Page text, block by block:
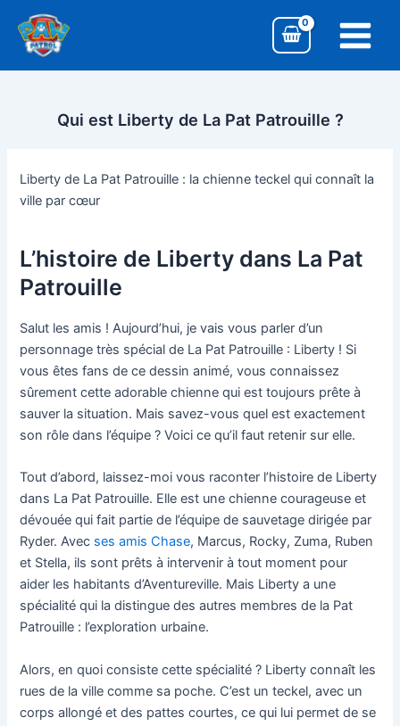
contenu
Menu
Qui est Liberty de La Pat Patrouille ?
Liberty de La Pat Patrouille : la chienne teckel qui connaît la
ville par cœur
L’histoire de Liberty dans La Pat
Patrouille
Salut les amis ! Aujourd’hui, je vais vous parler d’un
personnage très spécial de La Pat Patrouille : Liberty ! Si
vous êtes fans de ce dessin animé, vous connaissez
sûrement cette adorable chienne qui est toujours prête à
sauver la situation. Mais savez-vous quel est exactement
son rôle dans l’équipe ? Voici ce qu’il faut retenir sur elle.
Tout d’abord, laissez-moi vous raconter l’histoire de Liberty
dans La Pat Patrouille. Elle est une chienne courageuse et
dévouée qui fait partie de l’équipe de sauvetage dirigée par
Ryder. Avec ses amis Chase, Marcus, Rocky, Zuma, Ruben
et Stella, ils sont prêts à intervenir à tout moment pour
aider les habitants d’Aventureville. Mais Liberty a une
spécialité qui la distingue des autres membres de la Pat
Patrouille : l’exploration urbaine.
Alors, en quoi consiste cette spécialité ? Liberty connaît les
rues de la ville comme sa poche. C’est un teckel, avec un
corps allongé et des pattes courtes, ce qui lui permet de se
Navigation
des
articles